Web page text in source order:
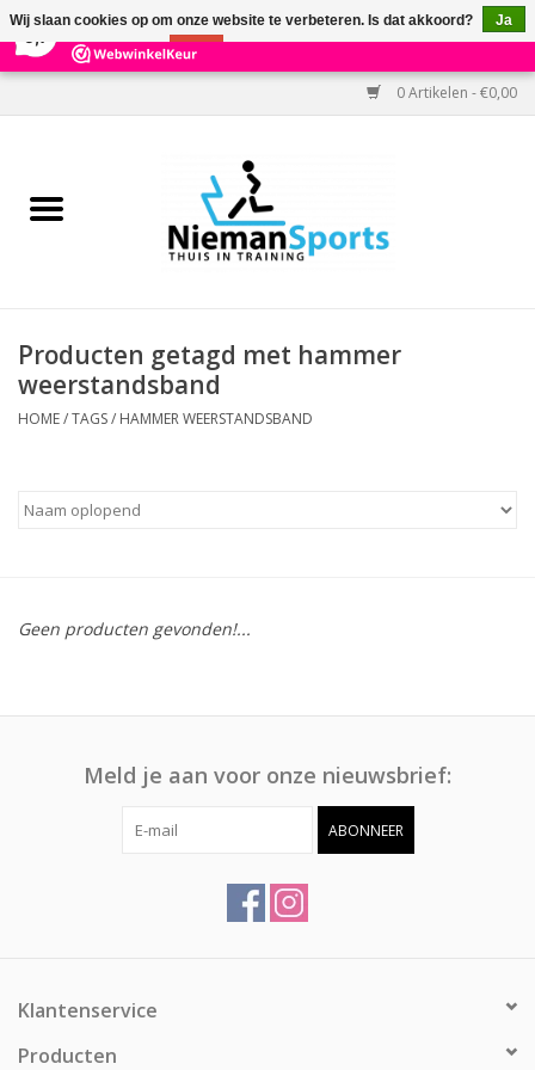
303 Reviews ×
0 Artikelen - €0,00
Home
Kracht
Kantoor & Medisch
Contact
Producten getagd met hammer
weerstandsband
HOME/TAGS/ HAMMER WEERSTANDSBAND
Geen producten gevonden!...
Meld je aan voor onze nieuwsbrief:
ABONNEER
Klantenservice
Producten
Wij slaan cookies op om onze website te verbeteren. Is dat akkoord?
Ja
Nee